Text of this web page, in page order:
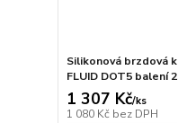
Silikonová brzdová
FLUID DOT5 balení
1 307 Kč/ks
1 080 Kč bez DPH